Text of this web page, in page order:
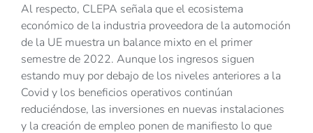
Al respecto, CLEPA señala que el ecosistema
económico de la industria proveedora de la automoción
de la UE muestra un balance mixto en el primer
semestre de 2022. Aunque los ingresos siguen
estando muy por debajo de los niveles anteriores a la
Covid y los beneficios operativos continúan
reduciéndose, las inversiones en nuevas instalaciones
y la creación de empleo ponen de manifiesto lo que